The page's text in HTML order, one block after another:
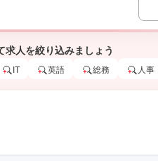
求人を絞り込みましょう
IT 英語 総務 人事